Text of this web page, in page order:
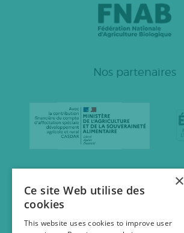
Nos partenaires
×
Ce site Web utilise des
cookies
This website uses cookies to improve user